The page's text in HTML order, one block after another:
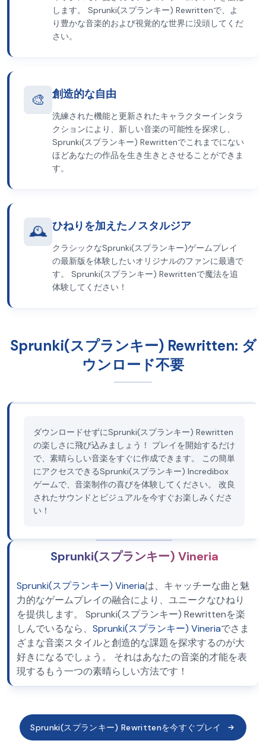
します。 Sprunki(スプランキー) Rewrittenで、よ
り豊かな音楽的および視覚的な世界に没頭してくだ
さい。
🎨 創造的な自由
洗練された機能と更新されたキャラクターインタラ
クションにより、新しい音楽の可能性を探求し、
Sprunki(スプランキー) Rewrittenでこれまでにない
ほどあなたの作品を生き生きとさせることができま
す。
🕰️ ひねりを加えたノスタルジア
クラシックなSprunki(スプランキー)ゲームプレイ
の最新版を体験したいオリジナルのファンに最適で
す。 Sprunki(スプランキー) Rewrittenで魔法を追
体験してください！
Sprunki(スプランキー) Rewritten: ダ
ウンロード不要
ダウンロードせずにSprunki(スプランキー) Rewritten
の楽しさに飛び込みましょう！ プレイを開始するだけ
で、素晴らしい音楽をすぐに作成できます。 この簡単
にアクセスできるSprunki(スプランキー) Incredibox
ゲームで、音楽制作の喜びを体験してください。 改良
されたサウンドとビジュアルを今すぐお楽しみくださ
い！
Sprunki(スプランキー) Vineria
Sprunki(スプランキー) Vineriaは、キャッチーな曲と魅
力的なゲームプレイの融合により、ユニークなひねり
を提供します。 Sprunki(スプランキー) Rewrittenを楽
しんでいるなら、 Sprunki(スプランキー) Vineriaでさま
ざまな音楽スタイルと創造的な課題を探求するのが大
好きになるでしょう。 それはあなたの音楽的才能を表
現するもう一つの素晴らしい方法です！
Sprunki(スプランキー) Rewrittenを今すぐプレイ